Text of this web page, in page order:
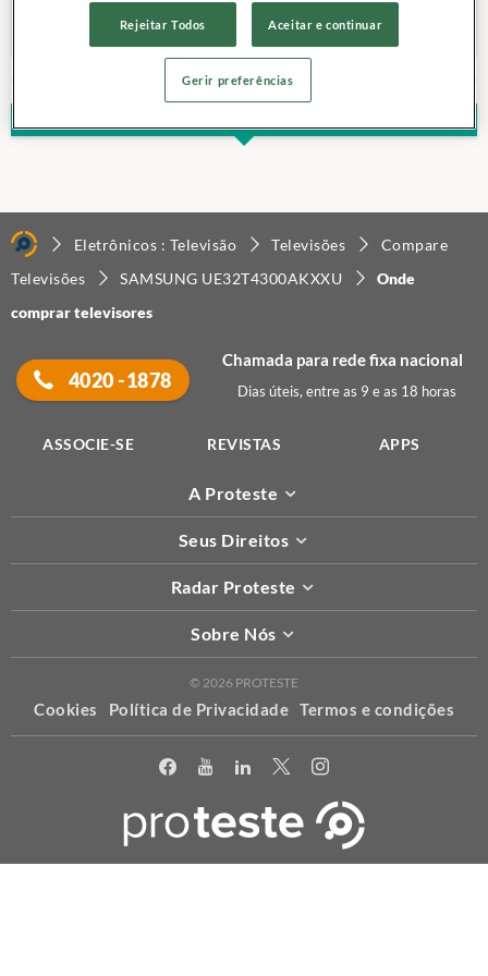
Tipo de TV:LCD
HD-Ready
Eletrônicos : Televisão Televisões
Compare
Televisões
SAMSUNG UE32T4300AKXXU
Onde
comprar televisores
4020 -1878
Chamada para rede fixa nacional
Dias úteis, entre as 9 e as 18 horas
ASSOCIE-SE REVISTAS APPS
A Proteste
Seus Direitos
Radar Proteste
Sobre Nós
© 2026 PROTESTE
Cookies Política de Privacidade Termos e condições
Rejeitar Todos Aceitar e continuar
Gerir preferências